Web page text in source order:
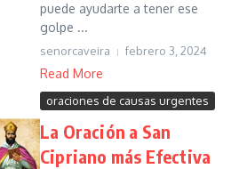
puede ayudarte a tener ese
golpe ...
senorcaveira febrero 3, 2024
Read More
oraciones de causas urgentes
La Oración a San
Cipriano más Efectiva